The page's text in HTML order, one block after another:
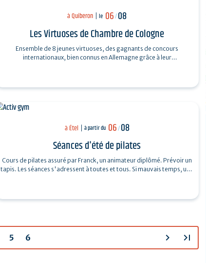
à Quiberon le 06/08
Les Virtuoses de Chambre de Cologne
Ensemble de 8 jeunes virtuoses, des gagnants de concours
internationaux, bien connus en Allemagne grâce à leur
à Étel à partir du 06/ 08
Séances d'été de pilates
Cours de pilates assuré par Franck, un animateur diplômé. Prévoir un
tapis. Les séances s'adressent à toutes et tous. Si mauvais temps, une
5 6 chevron_right last_page